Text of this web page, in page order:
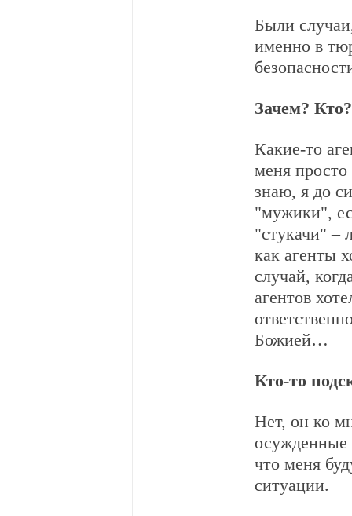
Были
именно в
Зачем? Кто?
Какие-то
меня
знаю, я до
"мужики",
"стукачи" –
как агенты
случай,
агентов
Божией…
Кто-то
Нет, он ко
осужденные
что меня
ситуации.